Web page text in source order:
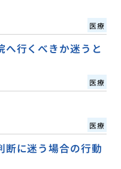
医療
へ行くべきか迷うと
医療
医療
断に迷う場合の行動